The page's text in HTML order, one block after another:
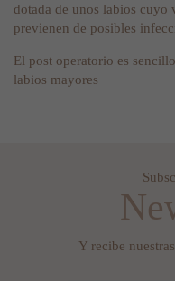
dotada de unos labios
previenen de posibles
El post operatorio es
labios mayores
Y recibe